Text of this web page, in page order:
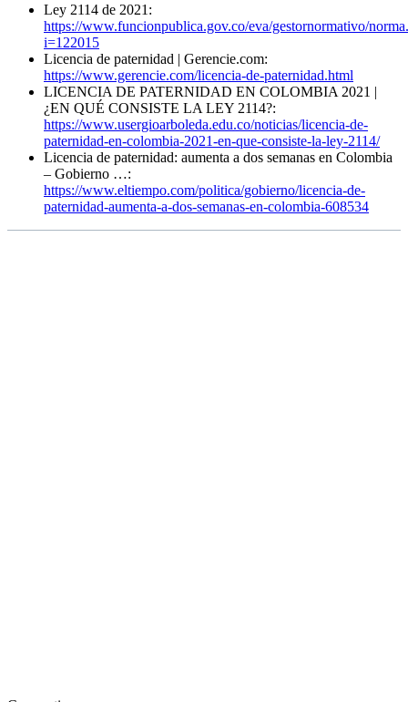
Ley 2114 de 2021:
https://www.funcionpublica.gov.co/eva/gestornormativo/
i=122015
Licencia de paternidad | Gerencie.com:
https://www.gerencie.com/licencia-de-paternidad.html
LICENCIA DE PATERNIDAD EN COLOMBIA 2021 |
¿EN QUÉ CONSISTE LA LEY 2114?:
https://www.usergioarboleda.edu.co/noticias/licencia-de-
paternidad-en-colombia-2021-en-que-consiste-la-ley-2114/
Licencia de paternidad: aumenta a dos semanas en Colombia
– Gobierno …:
https://www.eltiempo.com/politica/gobierno/licencia-de-
paternidad-aumenta-a-dos-semanas-en-colombia-608534